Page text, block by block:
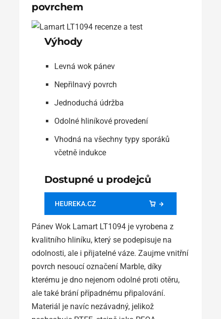
povrchem
Výhody
Levná wok pánev
Nepřilnavý povrch
Jednoduchá údržba
Odolné hliníkové provedení
Vhodná na všechny typy sporáků
včetně indukce
Dostupné u prodejců
HEUREKA.CZ
Pánev Wok Lamart LT1094 je vyrobena z
kvalitního hliníku, který se podepisuje na
odolnosti, ale i přijatelné váze. Zaujme vnitřní
povrch nesoucí označení Marble, díky
kterému je dno nejenom odolné proti otěru,
ale také brání případnému připalování.
Materiál je navíc nezávadný, jelikož